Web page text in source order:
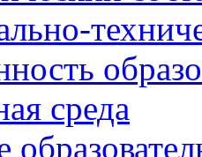
среда